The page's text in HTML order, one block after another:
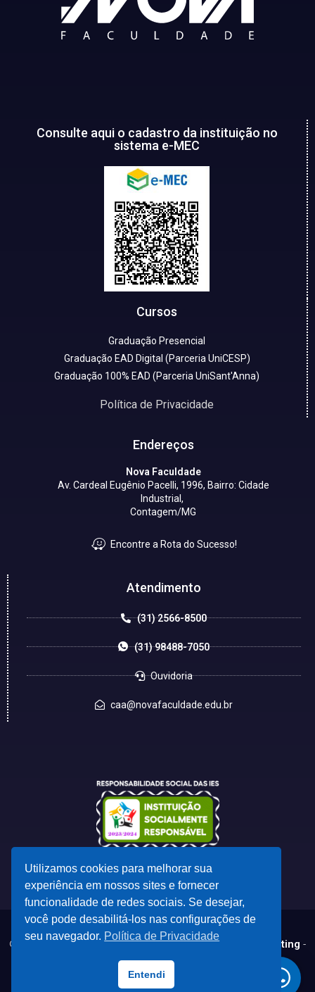
Consulte aqui o cadastro da instituição no
sistema e-MEC
Cursos
Graduação Presencial
Graduação EAD Digital (Parceria UniCESP)
Graduação 100% EAD (Parceria UniSant'Anna)
Política de Privacidade
Endereços
Nova Faculdade
Av. Cardeal Eugênio Pacelli, 1996, Bairro: Cidade
Industrial,
Contagem/MG
Encontre a Rota do Sucesso!
Atendimento
(31) 2566-8500
(31) 98488-7050
Ouvidoria
caa@novafaculdade.edu.br
© 2023 - Desenvolvido porCSC - Comunicação e Marketing -
Todas as marcas registradas e direitos autorais pertencem aos seus
respectivos proprietários.
Utilizamos cookies para melhorar sua
experiência em nossos sites e fornecer
funcionalidade de redes sociais. Se desejar,
você pode desabilitá-los nas configurações de
seu navegador. Política de Privacidade
Entendi